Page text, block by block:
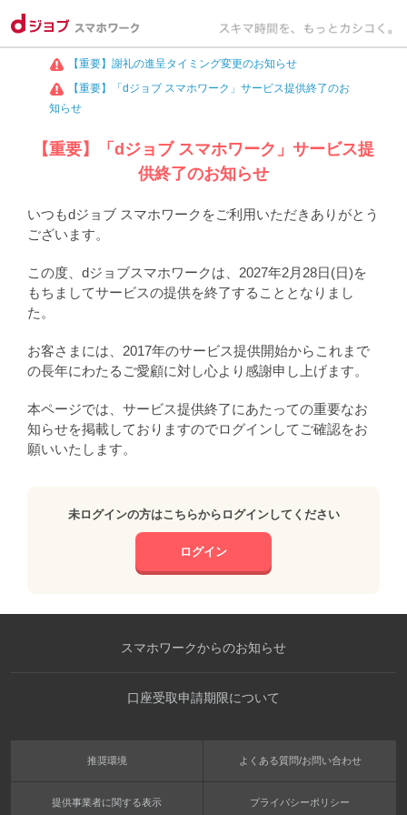
【重要】謝礼の進呈タイミング変更のお知らせ
【重要】「dジョブ スマホワーク」サービス提供終了のお
知らせ
【重要】「dジョブ スマホワーク」サービス提
供終了のお知らせ
いつもdジョブ スマホワークをご利用いただきありがとう
ございます。
この度、dジョブスマホワークは、2027年2月28日(日)を
もちましてサービスの提供を終了することとなりまし
た。
お客さまには、2017年のサービス提供開始からこれまで
の長年にわたるご愛顧に対し心より感謝申し上げます。
本ページでは、サービス提供終了にあたっての重要なお
知らせを掲載しておりますのでログインしてご確認をお
願いいたします。
未ログインの方はこちらからログインしてください
ログイン
スマホワークからのお知らせ
口座受取申請期限について
推奨環境 よくある質問/お問い合わせ
提供事業者に関する表示 プライバシーポリシー